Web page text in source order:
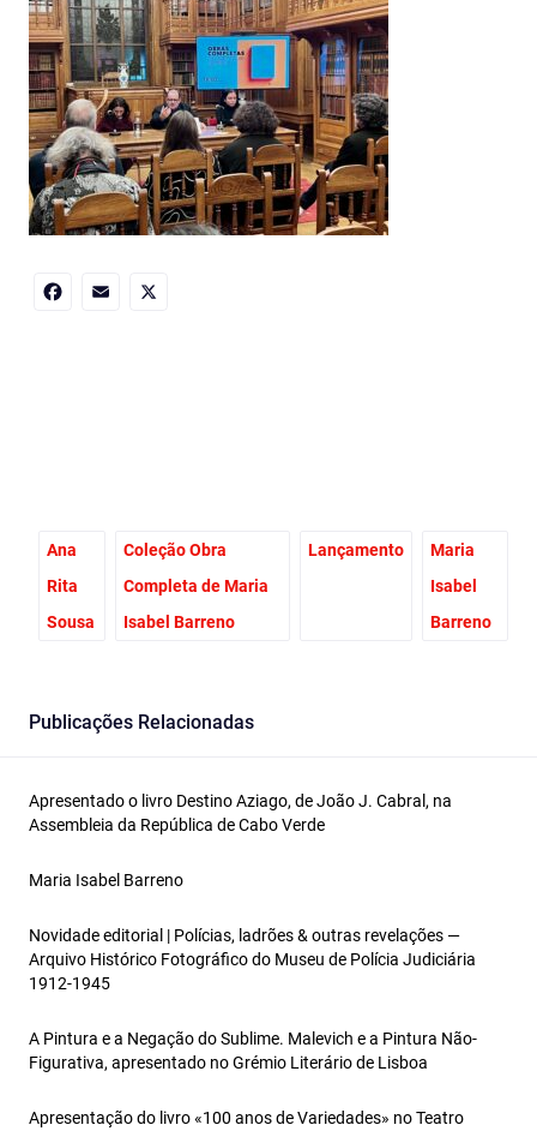
Ana
Rita
Sousa
Coleção Obra
Completa de Maria
Isabel Barreno
Lançamento
Maria
Isabel
Barreno
Publicações Relacionadas
Apresentado o livro Destino Aziago, de João J. Cabral, na
Assembleia da República de Cabo Verde
Maria Isabel Barreno
Novidade editorial | Polícias, ladrões & outras revelações —
Arquivo Histórico Fotográfico do Museu de Polícia Judiciária
1912-1945
A Pintura e a Negação do Sublime. Malevich e a Pintura Não-
Figurativa, apresentado no Grémio Literário de Lisboa
Apresentação do livro «100 anos de Variedades» no Teatro